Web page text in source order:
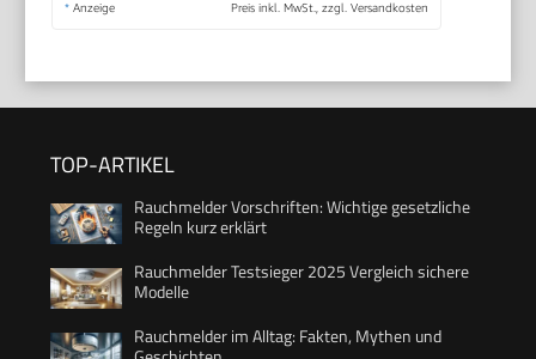
* Anzeige Preis inkl. MwSt., zzgl. Versandkosten
TOP-ARTIKEL
Rauchmelder Vorschriften: Wichtige gesetzliche
Regeln kurz erklärt
Rauchmelder Testsieger 2025 Vergleich sichere
Modelle
Rauchmelder im Alltag: Fakten, Mythen und